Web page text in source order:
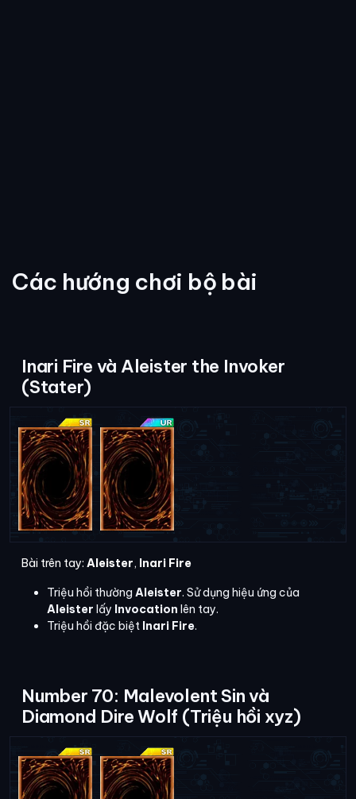
Các hướng chơi bộ bài
Inari Fire và Aleister the Invoker
(Stater)
Bài trên tay: Aleister, Inari Fire
Triệu hồi thường Aleister. Sử dụng hiệu ứng của
Aleister lấy Invocation lên tay.
Triệu hồi đặc biệt Inari Fire.
Number 70: Malevolent Sin và
Diamond Dire Wolf (Triệu hồi xyz)